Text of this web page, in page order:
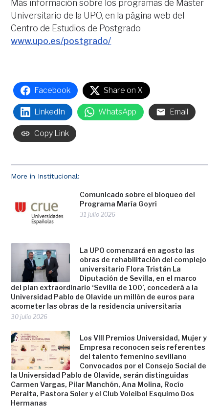
More in Institucional:
Comunicado sobre el bloqueo del
Programa María Goyri
31 julio 2026
La UPO comenzará en agosto las
obras de rehabilitación del complejo
universitario Flora Tristán La
Diputación de Sevilla, en el marco
del plan extraordinario ‘Sevilla de 100’, concederá a la
Universidad Pablo de Olavide un millón de euros para
acometer las obras de la residencia universitaria
30 julio 2026
Los VIII Premios Universidad, Mujer y
Empresa reconocen seis referentes
del talento femenino sevillano
Convocados por el Consejo Social de
la Universidad Pablo de Olavide, serán distinguidas
Carmen Vargas, Pilar Manchón, Ana Molina, Rocío
Peralta, Pastora Soler y el Club Voleibol Esquimo Dos
Hermanas
Más información sobre los programas de Máster
Universitario de la UPO, en la página web del
Centro de Estudios de Postgrado
www.upo.es/postgrado/
Facebook Share on X
LinkedIn WhatsApp Email
Copy Link